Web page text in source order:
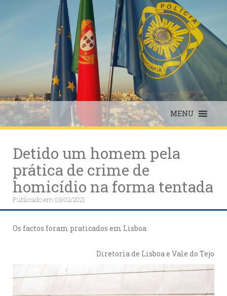
MENU
Detido um homem pela
prática de crime de
homicídio na forma tentada
Publicado em03/02/2021
Os factos foram praticados em Lisboa
Diretoria de Lisboa e Vale do Tejo